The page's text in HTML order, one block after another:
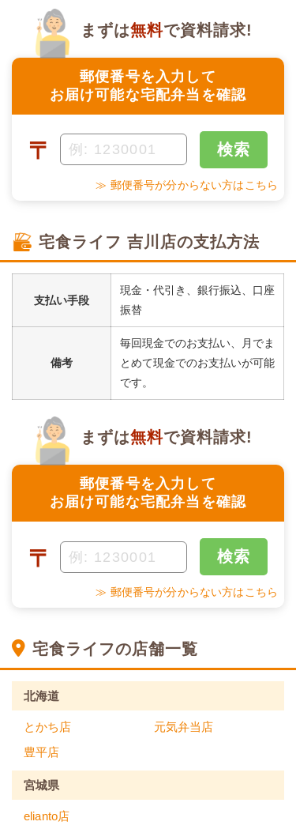
郵便番号を入力して
お届け可能な宅配弁当を確認
まずは無料で資料請求!
〒 検索
≫ 郵便番号が分からない方はこちら
宅食ライフ 吉川店の支払方法
支払い手段
現金・代引き、銀行振込、口座
振替
備考
毎回現金でのお支払い、月でま
とめて現金でのお支払いが可能
です。
郵便番号を入力して
お届け可能な宅配弁当を確認
まずは無料で資料請求!
〒 検索
≫ 郵便番号が分からない方はこちら
宅食ライフの店舗一覧
北海道
とかち店
元気弁当店
豊平店
宮城県
elianto店